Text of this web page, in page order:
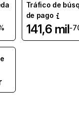
Tráfico de
de pago
141,6 mil-